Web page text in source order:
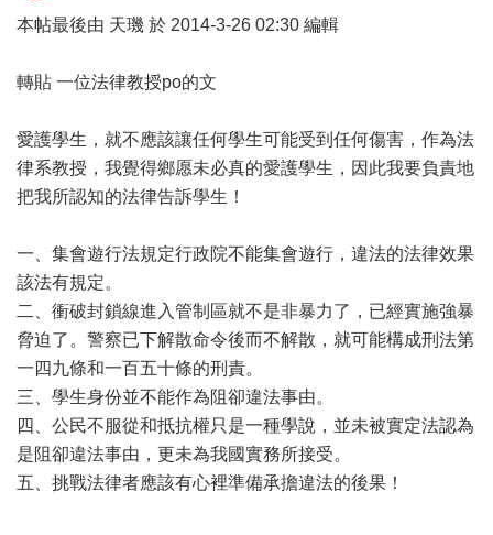
本帖最後由 天璣 於 2014-3-26 02:30 編輯
轉貼 一位法律教授po的文
愛護學生，就不應該讓任何學生可能受到任何傷害，作為法
律系教授，我覺得鄉愿未必真的愛護學生，因此我要負責地
把我所認知的法律告訴學生！
一、集會遊行法規定行政院不能集會遊行，違法的法律效果
該法有規定。
二、衝破封鎖線進入管制區就不是非暴力了，已經實施強暴
脅迫了。警察已下解散命令後而不解散，就可能構成刑法第
一四九條和一百五十條的刑責。
三、學生身份並不能作為阻卻違法事由。
四、公民不服從和抵抗權只是一種學說，並未被實定法認為
是阻卻違法事由，更未為我國實務所接受。
五、挑戰法律者應該有心裡準備承擔違法的後果！